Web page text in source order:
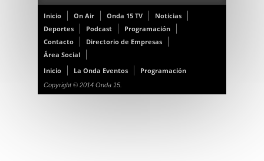
Inicio On Air Onda 15 TV
Noticias
Deportes
Podcast
Programación
Contacto
Directorio de Empresas
Área Social
Inicio
La Onda Eventos Programación
Copyright © 2014 Onda 15.